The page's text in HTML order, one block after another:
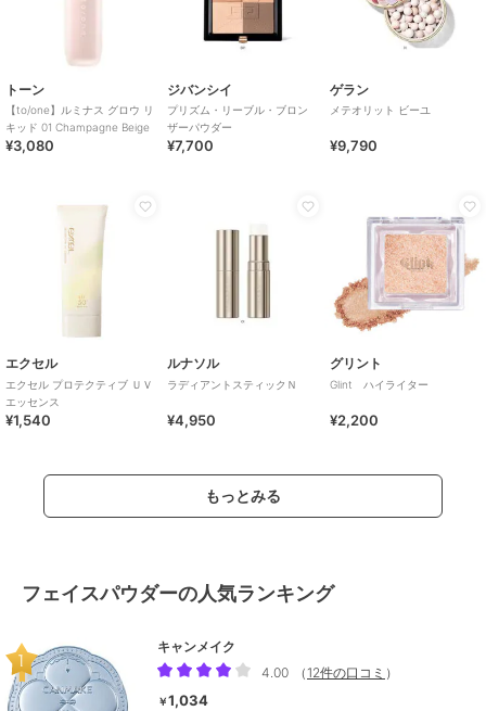
トーン
【to/one】ルミナス グロウ リ
キッド 01 Champagne Beige
¥3,080
ジバンシイ
プリズム・リーブル・ブロン
ザーパウダー
¥7,700
ゲラン
メテオリット ビーユ
¥9,790
エクセル
エクセル プロテクティブ ＵＶ
エッセンス
¥1,540
ルナソル
ラディアントスティックＮ
¥4,950
グリント
Glint ハイライター
¥2,200
もっとみる
フェイスパウダーの人気ランキング
キャンメイク
4.00
（ 12件の口コミ ）
￥1,034